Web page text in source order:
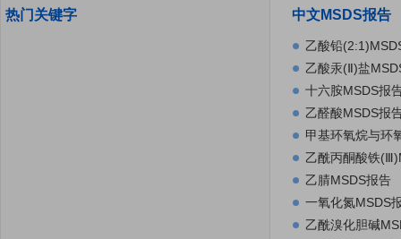
热门关键字 中文MSDS报告
乙酸铅
乙酸汞(Ⅱ)盐
十六胺MSDS报
乙醛酸MSDS报
甲基环氧烷与环
乙酰丙酮酸铁
乙腈MSDS报告
一氧化氮MSDS
乙酰溴化胆碱